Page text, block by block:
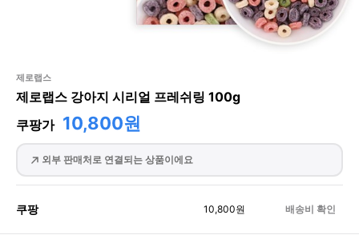
제로랩스
제로랩스 강아지 시리얼 프레쉬링 100g
쿠팡가 10,800원
외부 판매처로 연결되는 상품이에요
쿠팡 10,800원 배송비 확인